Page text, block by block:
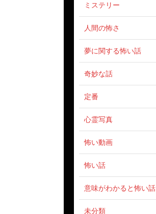
ミステリー
人間の怖さ
夢に関する怖い話
奇妙な話
定番
心霊写真
怖い動画
怖い話
意味がわかると怖い話
未分類